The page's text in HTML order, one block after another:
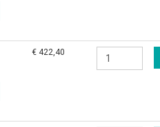
€ 422,40